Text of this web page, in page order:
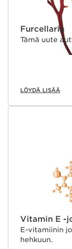
Furcellaria
Tämä uute
LÖYDÄ LISÄÄ
Vitamin E -
E-vitamiinin
hehkuun.